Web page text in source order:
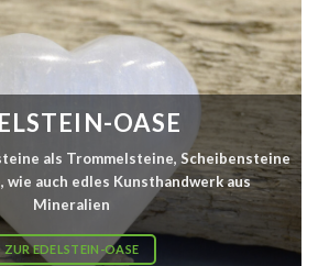
OASE
als Trommelsteine, Scheibensteine
wie auch edles Kunsthandwerk aus
Mineralien
ZUR EDELSTEIN-OASE